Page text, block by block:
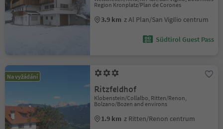
Region Kronplatz/Plan de Corones
3.9 km z Al Plan/San Vigilio centrum
Südtirol Guest Pass
Na vyžádání
Ritzfeldhof
Klobenstein/Collalbo, Ritten/Renon,
Bolzano/Bozen and environs
1.9 km z Ritten/Renon centrum